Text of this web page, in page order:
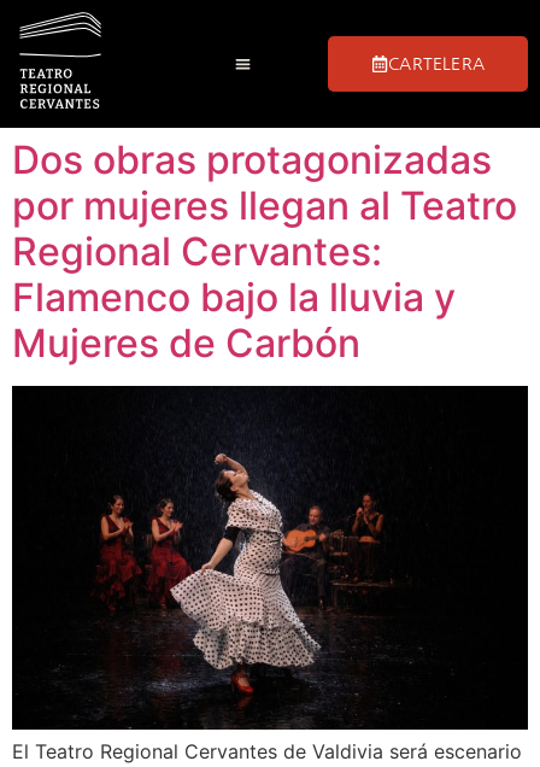
CARTELERA
Dos obras protagonizadas
por mujeres llegan al Teatro
Regional Cervantes:
Flamenco bajo la lluvia y
Mujeres de Carbón
El Teatro Regional Cervantes de Valdivia será escenario